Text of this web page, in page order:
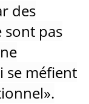
des
sont pas
se méfient